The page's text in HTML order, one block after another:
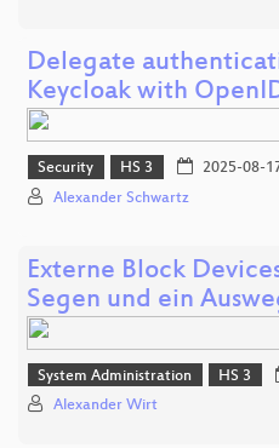
Delegate
Keycloak with
Security HS 3 2025-08-
Alexander Schwartz
Externe Block
Segen und ein
System Administration HS 3
Alexander Wirt